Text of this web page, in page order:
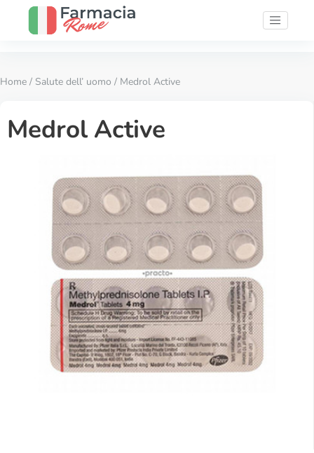
Home / Salute dell’ uomo / Medrol Active
Medrol Active